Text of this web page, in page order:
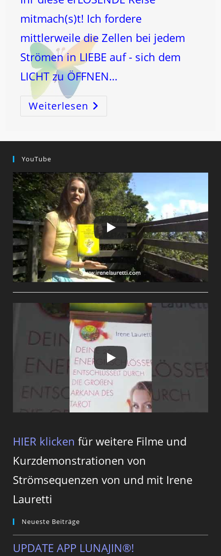
mitmach(s)t! Ich fordere
mittlerweile die Zellen bei jedem
Strömen in LIEBE auf - sich dem
LICHT zu ÖFFNEN…
Weiterlesen TRAUMA
ErLÖSEN!
YouTube
HIER klicken für weitere Filme und
Kurzdemonstrationen von
Strömsequenzen von und mit Irene
Lauretti
Neueste Beiträge
UPDATE APP LUNAJIN®!